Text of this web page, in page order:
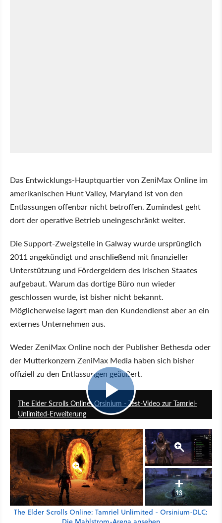
Das Entwicklungs-Hauptquartier von ZeniMax Online im
amerikanischen Hunt Valley, Maryland ist von den
Entlassungen offenbar nicht betroffen. Zumindest geht
dort der operative Betrieb uneingeschränkt weiter.
Die Support-Zweigstelle in Galway wurde ursprünglich
2011 angekündigt und anschließend mit finanzieller
Unterstützung und Fördergeldern des irischen Staates
aufgebaut. Warum das dortige Büro nun wieder
geschlossen wurde, ist bisher nicht bekannt.
Möglicherweise lagert man den Kundendienst aber an ein
externes Unternehmen aus.
Weder ZeniMax Online noch der Publisher Bethesda oder
der Mutterkonzern ZeniMax Media haben sich bisher
offiziell zu den Entlassungen geäußert.
The Elder Scrolls Online: Orsinium - Test-Video zur Tamriel-
Unlimited-Erweiterung
13
The Elder Scrolls Online: Tamriel Unlimited - Orsinium-DLC: